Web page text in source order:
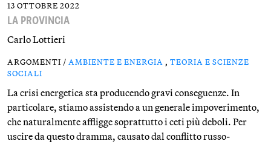
13 OTTOBRE 2022
LA PROVINCIA
Carlo Lottieri
ARGOMENTI / AMBIENTE E ENERGIA , TEORIA E SCIENZE
SOCIALI
La crisi energetica sta producendo gravi conseguenze. In
particolare, stiamo assistendo a un generale impoverimento,
che naturalmente affligge soprattutto i ceti più deboli. Per
uscire da questo dramma, causato dal conflitto russo-